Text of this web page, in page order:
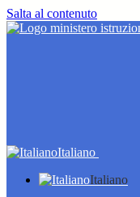
Salta al contenuto
Italiano
Italiano